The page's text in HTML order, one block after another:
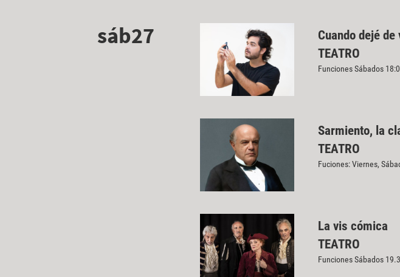
sáb27
Cuando dejé de
TEATRO
Funciones Sábados
Sarmiento, la
TEATRO
Fuciones: Viernes,
La vis cómica
TEATRO
Funciones Sábados